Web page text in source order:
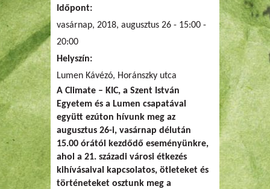
Időpont:
vasárnap, 2018, augusztus 26 - 15:00 -
20:00
Helyszín:
Lumen Kávézó, Horánszky utca
A Climate – KIC, a Szent István
Egyetem és a Lumen csapatával
együtt ezúton hívunk meg az
augusztus 26-i, vasárnap délután
15.00 órától kezdődő eseményünkre,
ahol a 21. századi városi étkezés
kihívásaival kapcsolatos, ötleteket és
történeteket osztunk meg a